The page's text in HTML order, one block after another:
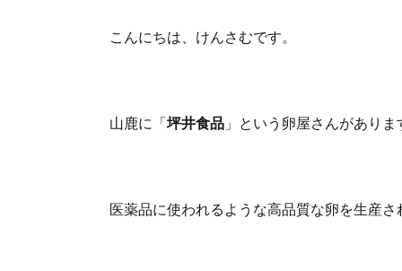
こんにちは、けんさむです。
山鹿に「坪井食品 」という卵屋さんがありま
医薬品に使われるような高品質な卵を生産さ